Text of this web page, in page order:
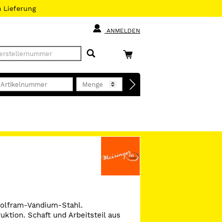
Lieferung
ANMELDEN
Vandium-Stahl.
Schaft und Arbeitsteil aus